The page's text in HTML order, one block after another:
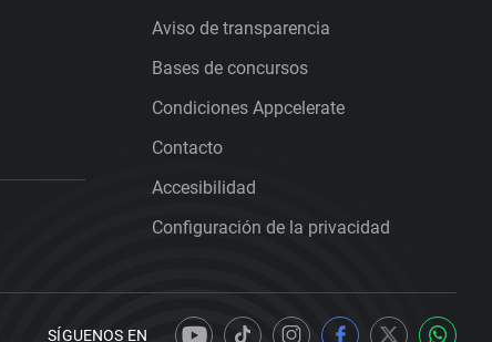
Aviso de transparencia
Bases de concursos
Condiciones Appcelerate
Contacto
Accesibilidad
Configuración de la privacidad
SÍGUENOS EN